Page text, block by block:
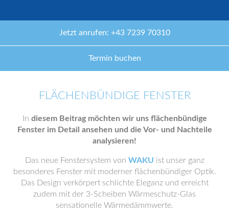
Jetzt anrufen: +43 7239 70310
Termin buchen
FLÄCHENBÜNDIGE FENSTER
In diesem Beitrag möchten wir uns flächenbündige
Fenster im Detail ansehen und die Vor- und Nachteile
analysieren!
Das neue Fenstersystem von WAKU ist unser ganz
besonderes Fenster mit moderner flächenbündiger Optik.
Das Design verkörpert schlichte Eleganz und erreicht
zudem mit der 3-Scheiben Wärmeschutz-Glas
sensationelle Wärmedämmwerte.